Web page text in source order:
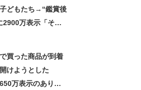
どもたち→“鑑賞後
2900万表示「そう
買った商品が到着
けようとした
万表示のありえ